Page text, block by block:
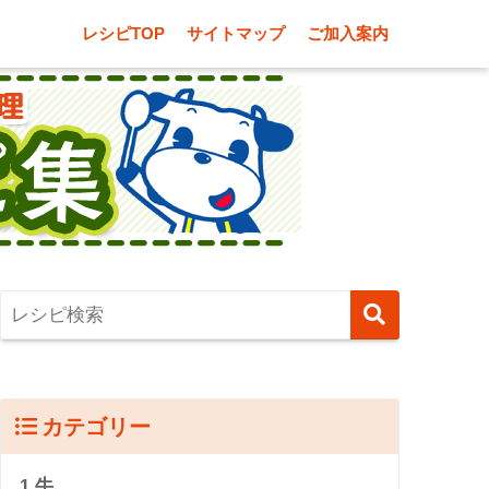
レシピTOP サイトマップ ご加入案内
カテゴリー